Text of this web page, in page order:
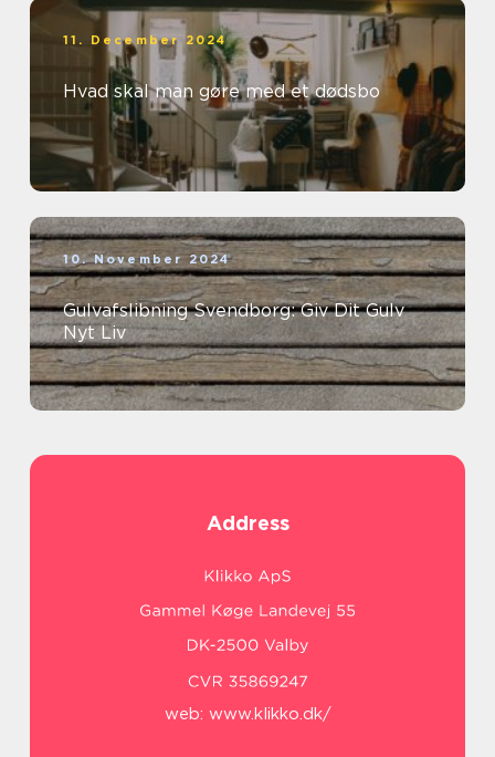
11. December 2024
Hvad skal man gøre med et dødsbo
10. November 2024
Gulvafslibning Svendborg: Giv Dit Gulv
Nyt Liv
Address
web: www.klikko.dk/